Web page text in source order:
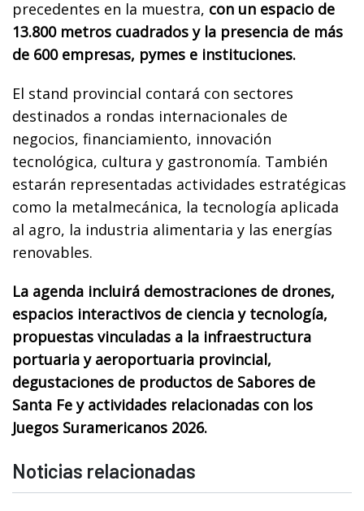
precedentes en la muestra, con un espacio de
13.800 metros cuadrados y la presencia de más
de 600 empresas, pymes e instituciones.
El stand provincial contará con sectores
destinados a rondas internacionales de
negocios, financiamiento, innovación
tecnológica, cultura y gastronomía. También
estarán representadas actividades estratégicas
como la metalmecánica, la tecnología aplicada
al agro, la industria alimentaria y las energías
renovables.
La agenda incluirá demostraciones de drones,
espacios interactivos de ciencia y tecnología,
propuestas vinculadas a la infraestructura
portuaria y aeroportuaria provincial,
degustaciones de productos de Sabores de
Santa Fe y actividades relacionadas con los
Juegos Suramericanos 2026.
Noticias relacionadas